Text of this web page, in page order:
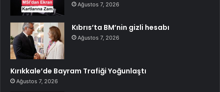
Ağustos 7, 2026
Kıbrıs’ta BM’nin gizli hesabı
Ağustos 7, 2026
Kırıkkale’de Bayram Trafiği Yoğunlaştı
Ağustos 7, 2026